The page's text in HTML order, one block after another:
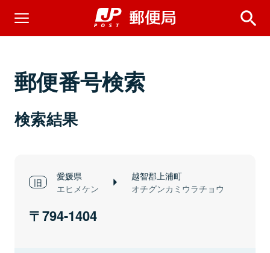
郵便番号検索
検索結果
愛媛県
エヒメケン
越智郡上浦町
オチグンカミウラチョウ
794-1404